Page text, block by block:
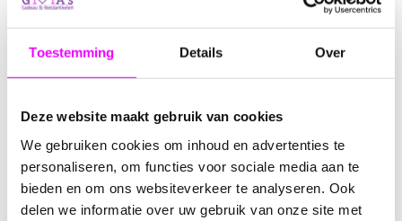
Toestemming Details Over
Deze website maakt gebruik van cookies
We gebruiken cookies om inhoud en advertenties te
personaliseren, om functies voor sociale media aan te
bieden en om ons websiteverkeer te analyseren. Ook
delen we informatie over uw gebruik van onze site met
Artikelnummer:
Omschrijving Reviews
Caleidoscoop Ruimte
Kijk door deze fascinerendecaleidoscoopen ontdek de
mooiste kleurrijke vormen die constant veranderen